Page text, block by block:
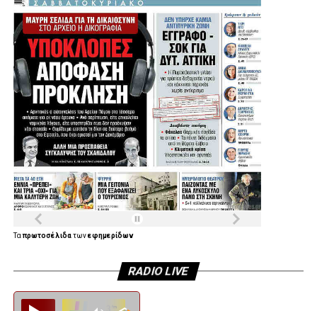
Ταπρωτοσέλιδατωνεφημερίδων
RADIO LIVE